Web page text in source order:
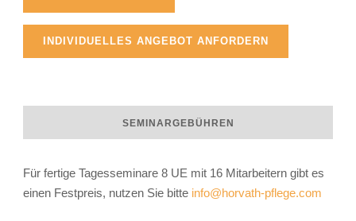
INDIVIDUELLES ANGEBOT ANFORDERN
SEMINARGEBÜHREN
Für fertige Tagesseminare 8 UE mit 16 Mitarbeitern gibt es
einen Festpreis, nutzen Sie bitte info@horvath-pflege.com